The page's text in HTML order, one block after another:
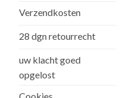
Verzendkosten
28 dgn retourrecht
uw klacht goed
opgelost
Cookies